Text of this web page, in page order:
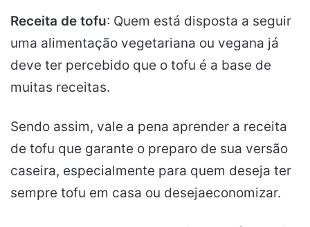
Receita de tofu: Quem está disposta a seguir
uma alimentação vegetariana ou vegana já
deve ter percebido que o tofu é a base de
muitas receitas.
Sendo assim, vale a pena aprender a receita
de tofu que garante o preparo de sua versão
caseira, especialmente para quem deseja ter
sempre tofu em casa ou desejaeconomizar.